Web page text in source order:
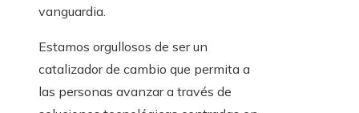
vanguardia.
Estamos orgullosos de ser un
catalizador de cambio que permita a
las personas avanzar a través de